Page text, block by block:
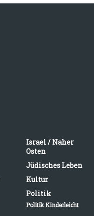
Israel / Naher
Osten
Jüdisches Leben
Kultur
Politik
Politik Kinderleicht